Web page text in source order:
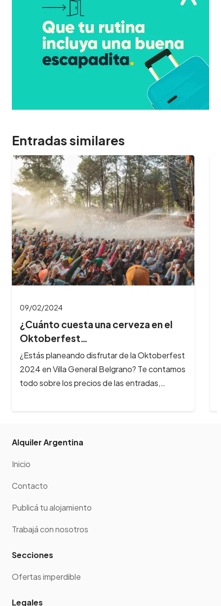
Entradas similares
09/02/2024
¿Cuántas horas dura el Oktoberfest
y cuál es…
¿Querés aprovechar al máximo tu experiencia
en el Oktoberfest? Te contamos cuánto dura
la fiesta, a qué hora es mejor…
Alquiler Argentina
Inicio
Contacto
Publicá tu alojamiento
Trabajá con nosotros
Secciones
Ofertas imperdible
Legales